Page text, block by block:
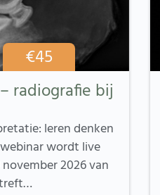
€45
radiografie bij
leren denken
wordt live
2026 van